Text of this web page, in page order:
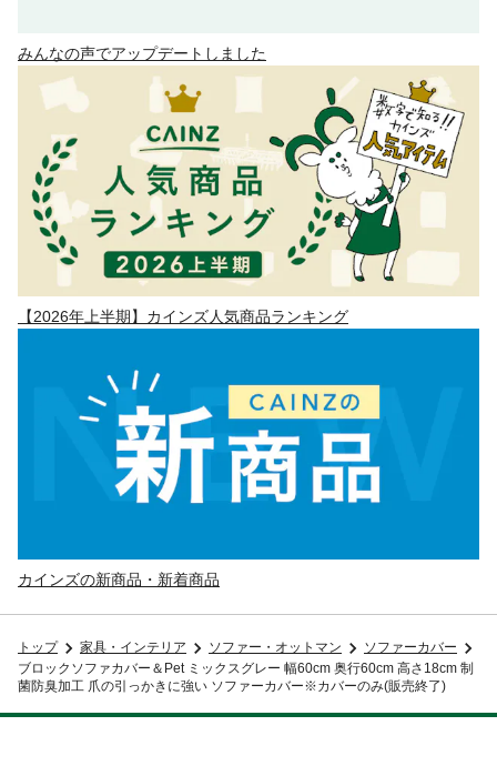
みんなの声でアップデートしました
【2026年上半期】カインズ人気商品ランキング
カインズの新商品・新着商品
トップ 家具・インテリア ソファー・オットマン
ソファーカバー
ブロックソファカバー＆Pet ミックスグレー 幅60cm 奥行60cm 高さ18cm 制
菌防臭加工 爪の引っかきに強い ソファーカバー※カバーのみ(販売終了)